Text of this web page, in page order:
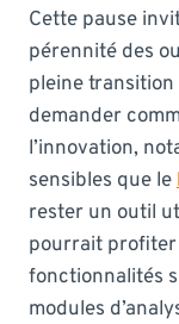
Cette pause
pérennité des
pleine transition
demander
l’innovation,
sensibles que le
rester un outil
pourrait
fonctionnalités
modules